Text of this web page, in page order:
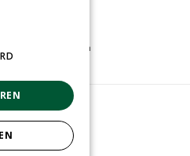
Tuinplanten
Assen
Solutions
Overzicht